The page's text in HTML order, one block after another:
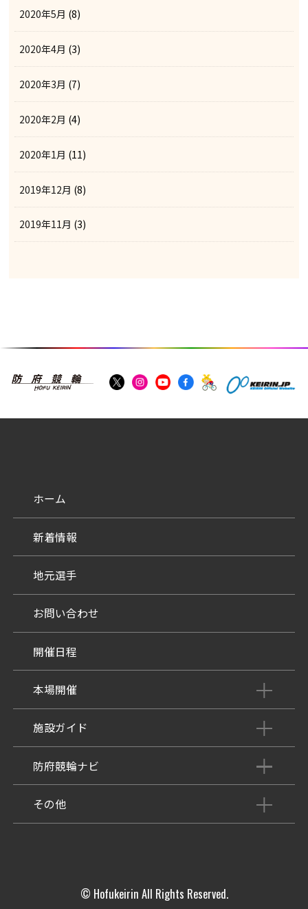
2020年5月 (8)
2020年4月 (3)
2020年3月 (7)
2020年2月 (4)
2020年1月 (11)
2019年12月 (8)
2019年11月 (3)
ホーム
新着情報
地元選手
お問い合わせ
開催日程
本場開催
開催展望記事
パンフレット
出場予定選手
出走表
イベント＆ファンサービス
施設ガイド
施設紹介
有料席
KEIRINパーク
アクセス
防府競輪ナビ
車券の購入方法
歴代優勝者を紹介
その他
Kからの挑戦状
© Hofukeirin All Rights Reserved.